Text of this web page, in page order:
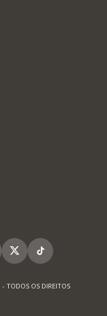
X Tiktok
- TODOS OS DIREITOS